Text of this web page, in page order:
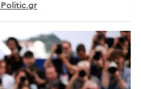
Politic.gr